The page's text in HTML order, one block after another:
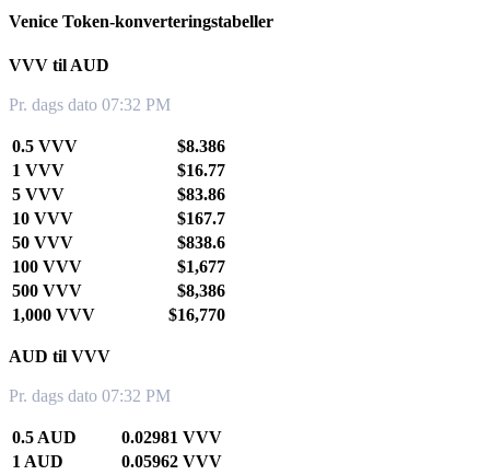
Venice Token-konverteringstabeller
VVV til AUD
Pr. dags dato 07:32 PM
0.5 VVV
$8.386
1 VVV
$16.77
5 VVV
$83.86
10 VVV
$167.7
50 VVV
$838.6
100 VVV
$1,677
500 VVV
$8,386
1,000 VVV
$16,770
AUD til VVV
Pr. dags dato 07:32 PM
0.5 AUD
0.02981 VVV
1 AUD
0.05962 VVV